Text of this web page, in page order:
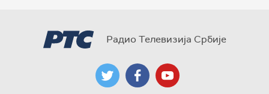
Радио Телевизија Србије